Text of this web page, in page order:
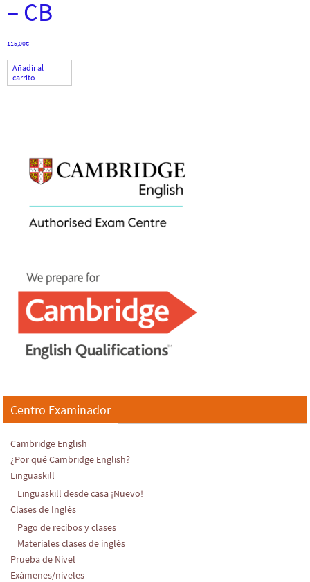
– CB
115,00€
Añadir al
carrito
Centro Examinador
Cambridge English
¿Por qué Cambridge English?
Linguaskill
Linguaskill desde casa ¡Nuevo!
Clases de Inglés
Pago de recibos y clases
Materiales clases de inglés
Prueba de Nivel
Exámenes/niveles